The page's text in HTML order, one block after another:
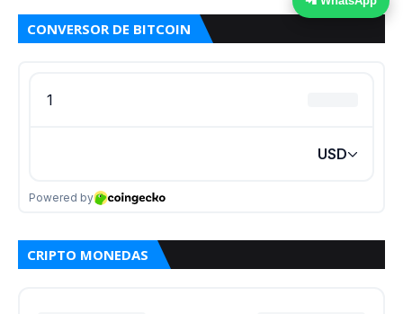
CONVERSOR DE BITCOIN
CRIPTO MONEDAS